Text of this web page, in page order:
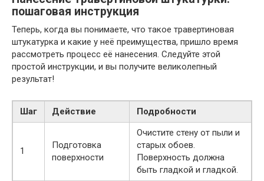
пошаговая инструкция
Теперь, когда вы понимаете, что такое травертиновая
штукатурка и какие у неё преимущества, пришло время
рассмотреть процесс её нанесения. Следуйте этой
простой инструкции, и вы получите великолепный
результат!
Шаг Действие Подробности
1
Подготовка
поверхности
Очистите стену от пыли и
старых обоев.
Поверхность должна
быть гладкой и гладкой.